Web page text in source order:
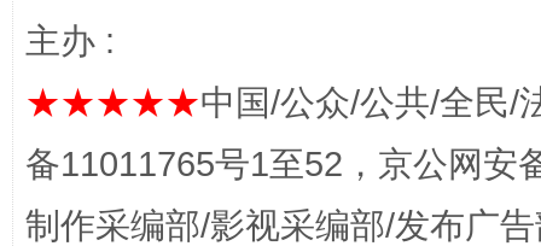
完善运行机制助力责任有效落实 一纸欠
主办 :
★★★★★中国/公众/公共/全民/
备11011765号1至52，京公网安
制作采编部/影视采编部/发布广